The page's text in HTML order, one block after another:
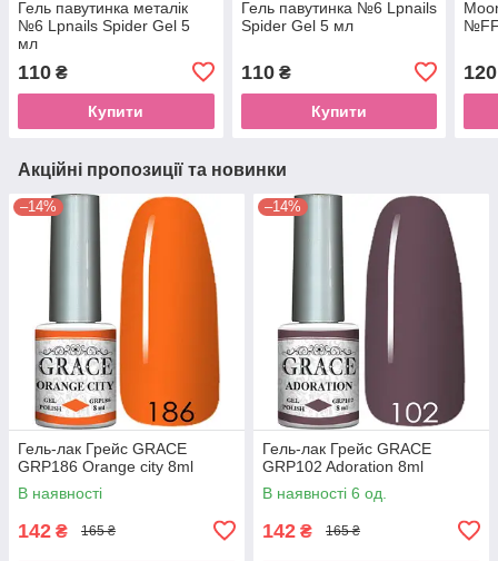
Гель павутинка металік
№6 Lpnails Spider Gel 5
мл
110 ₴
Купити
Гель павутинка №6 Lpnails
Spider Gel 5 мл
110₴
Купити
120
Акційні пропозиції та новинки
–14%
Гель-лак Грейс GRACE
GRP186 Orange city 8ml
В наявності
142 ₴ 165 ₴
–14%
Гель-лак Грейс GRACE
GRP102 Adoration 8ml
В наявності 6 од.
142 ₴ 165 ₴